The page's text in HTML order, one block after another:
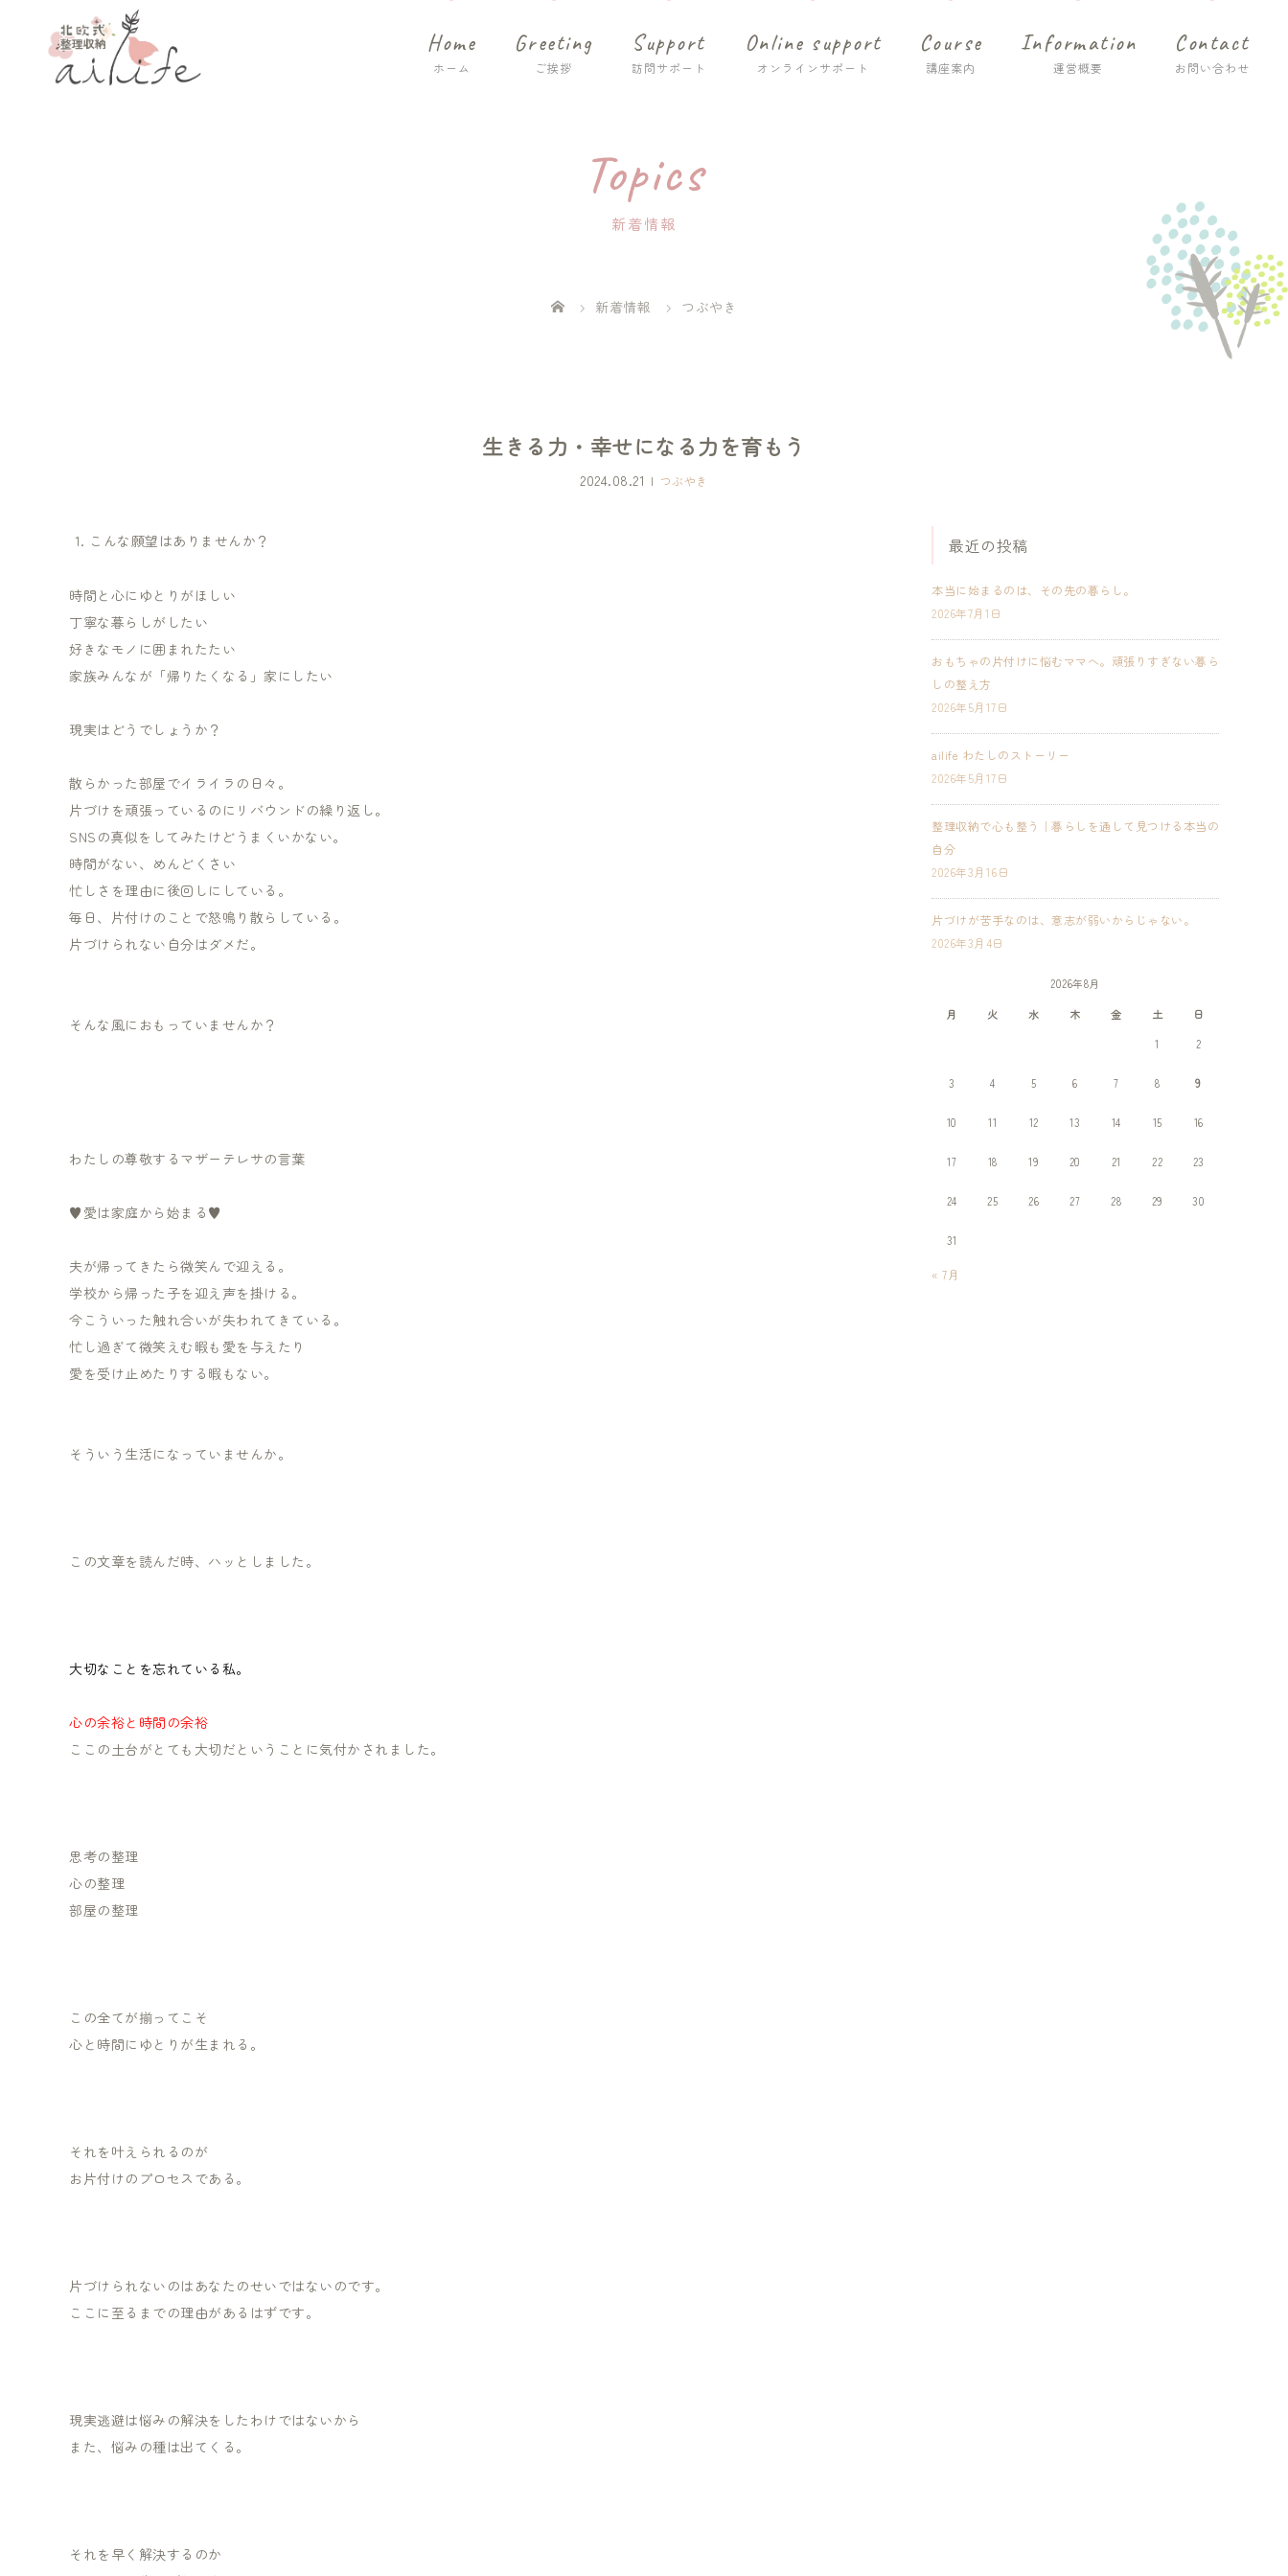
Home Greeting Support Online support Course Information Contact
Topics
新着情報
新着情報 つぶやき
生きる力・幸せになる力を育もう
2024.08.21 つぶやき
こんな願望はありませんか？
時間と心にゆとりがほしい
丁寧な暮らしがしたい
好きなモノに囲まれたたい
家族みんなが「帰りたくなる」家にしたい
現実はどうでしょうか？
散らかった部屋でイライラの日々。
片づけを頑張っているのにリバウンドの繰り返し。
SNSの真似をしてみたけどうまくいかない。
時間がない、めんどくさい
忙しさを理由に後回しにしている。
毎日、片付けのことで怒鳴り散らしている。
片づけられない自分はダメだ。
そんな風におもっていませんか？
わたしの尊敬するマザーテレサの言葉
♥愛は家庭から始まる♥
夫が帰ってきたら微笑んで迎える。
学校から帰った子を迎え声を掛ける。
今こういった触れ合いが失われてきている。
忙し過ぎて微笑えむ暇も愛を与えたり
愛を受け止めたりする暇もない。
そういう生活になっていませんか。
この文章を読んだ時、ハッとしました。
大切なことを忘れている私。
心の余裕と時間の余裕
ここの土台がとても大切だということに気付かされました。
思考の整理
心の整理
部屋の整理
この全てが揃ってこそ
心と時間にゆとりが生まれる。
それを叶えられるのが
お片付けのプロセスである。
片づけられないのはあなたのせいではないのです。
ここに至るまでの理由があるはずです。
現実逃避は悩みの解決をしたわけではないから
また、悩みの種は出てくる。
それを早く解決するのか
最近の投稿
本当に始まるのは、その先の暮らし。
2026年7月1日
おもちゃの片付けに悩むママへ。頑張りすぎない暮ら
しの整え方
2026年5月17日
ailife わたしのストーリー
2026年5月17日
整理収納で心も整う｜暮らしを通して見つける本当の
自分
2026年3月16日
片づけが苦手なのは、意志が弱いからじゃない。
2026年3月4日
2026年8月
月
火 水 木 金 土
日
1
2
3 4 5 6 7 8 9
10 11 12 13 14 15 16
17 18 19 20 21 22 23
24 25 26 27 28 29 30
31
« 7月